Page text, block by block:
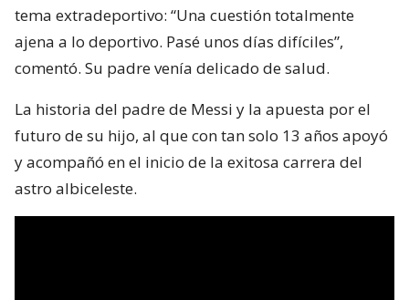
tema extradeportivo: “Una cuestión totalmente
ajena a lo deportivo. Pasé unos días difíciles”,
comentó. Su padre venía delicado de salud.
La historia del padre de Messi y la apuesta por el
futuro de su hijo, al que con tan solo 13 años apoyó
y acompañó en el inicio de la exitosa carrera del
astro albiceleste.